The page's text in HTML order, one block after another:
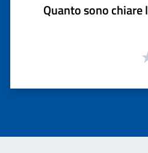
Quanto sono